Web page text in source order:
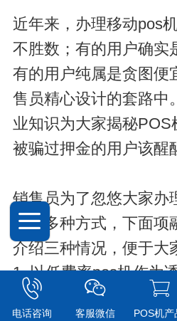
近年来，办理移动pos
不胜数；有的用户确实
有的用户纯属是贪图便
售员精心设计的套路中
业知识为大家揭秘POS
被骗过押金的用户该醒
销售员为了忽悠大家办
有很多种方式，下面项
介绍三种情况，便于大
1. 以低费率pos机作为
电销pos机
销售
员，开
电话咨询 客服微信 POS机产